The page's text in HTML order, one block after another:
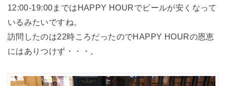
12:00-19:00まではHAPPY HOURでビールが安くなって
いるみたいですね。
訪問したのは22時ころだったのでHAPPY HOURの恩恵
にはありつけず・・・。